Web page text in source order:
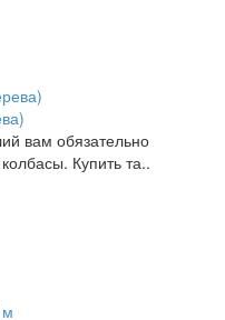
вам обязательно
Купить та..